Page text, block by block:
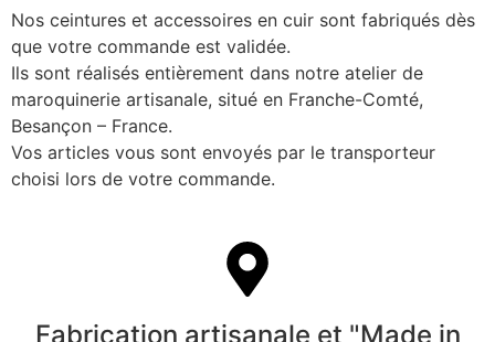
Nos ceintures et accessoires en cuir sont fabriqués dès
que votre commande est validée.
Ils sont réalisés entièrement dans notre atelier de
maroquinerie artisanale, situé en Franche-Comté,
Besançon – France.
Vos articles vous sont envoyés par le transporteur
choisi lors de votre commande.
Fabrication artisanale et "Made in